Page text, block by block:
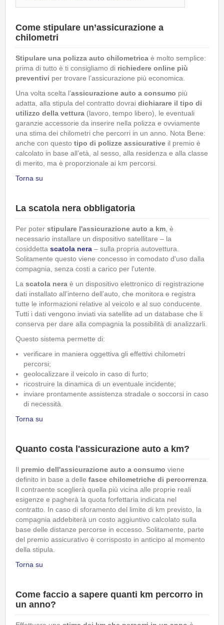
Come stipulare un’assicurazione a
chilometri
Stipulare una polizza auto chilometrica è molto semplice:
prima di tutto è ti consigliamo di richiedere online più
preventivi per trovare l’assicurazione più economica.
Una volta scelta l’assicurazione auto a consumo più
adatta, alla stipula del contratto dovrai dichiarare il tipo di
utilizzo della vettura (lavoro, tempo libero), le eventuali
garanzie accessorie da inserire nella polizza e ovviamente
una stima dei chilometri che percorri in un anno. Nota Bene:
anche con questo tipo di polizze assicurative il premio è
calcolato in base all’età, al sesso, alla residenza e alla classe
di merito, ma è proporzionale ai km percorsi.
Torna su
La scatola nera obbligatoria
Per poter stipulare l'assicurazione auto a km , è
necessario installare un dispositivo satellitare – la
cosiddetta scatola nera – sulla propria autovettura.
Solitamente questo viene concesso in comodato d'uso dalla
compagnia, senza costi a carico per l'utente.
La scatola nera è un dispositivo elettronico di registrazione
dati installato all’interno dell’auto, che monitora e registra
tutte le informazioni relative al veicolo e al suo conducente.
Tutti i dati vengono inviati via satellite ad un database che li
conserva per dare alla compagnia la possibilità di analizzarli.
Questo sistema permette di:
verificare in maniera oggettiva gli effettivi chilometri
percorsi;
geolocalizzare il veicolo in caso di furto;
ricostruire la dinamica di un eventuale incidente;
inviare prontamente assistenza stradale o soccorsi in caso
di necessità.
Torna su
Quanto costa l'assicurazione auto a km?
Il premio dell'assicurazione auto a consumo viene
definito in base a delle fasce chilometriche di percorrenza
Il contraente sceglierà quella più vicina alle proprie reali
esigenze e pagherà la quota forfettaria indicata nel
contratto. In caso di sforamento del limite di km previsto, la
compagnia addebiterà un costo aggiuntivo calcolato sulla
base delle distanze percorse in eccesso. Solitamente, parte
del premio assicurativo è corrisposto in anticipo al momento
della stipula.
Torna su
Come faccio a sapere quanti km percorro in
un anno?